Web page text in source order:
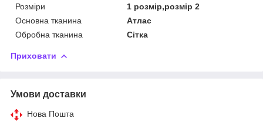
Розміри
1 розмір,розмір 2
Основна тканина
Атлас
Обробна тканина
Сітка
Приховати
Умови доставки
Нова Пошта